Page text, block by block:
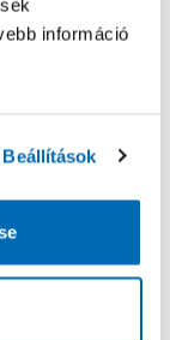
információ
Beállítások